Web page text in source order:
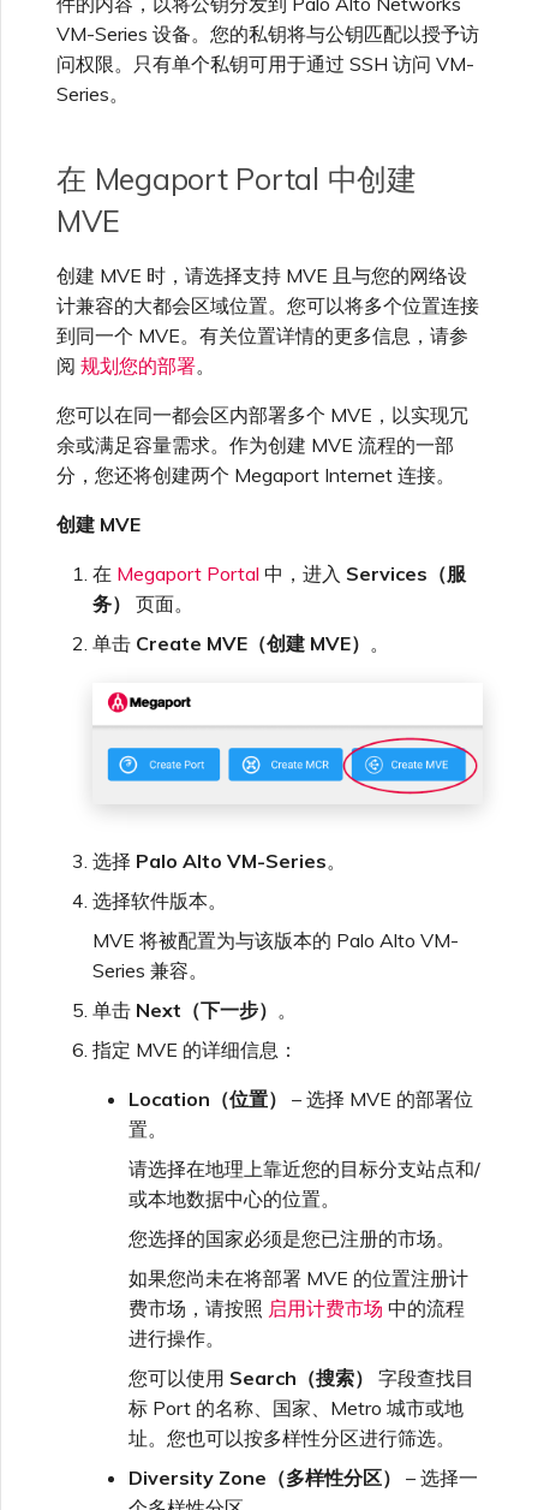
VM-Series 设备。您的私钥将与公钥匹配以授予访
问权限。只有单个私钥可用于通过 SSH 访问 VM-
Series。
在 Megaport Portal 中创建
MVE
创建 MVE 时，请选择支持 MVE 且与您的网络设
计兼容的大都会区域位置。您可以将多个位置连接
到同一个 MVE。有关位置详情的更多信息，请参
阅 规划您的部署。
您可以在同一都会区内部署多个 MVE，以实现冗
余或满足容量需求。作为创建 MVE 流程的一部
分，您还将创建两个 Megaport Internet 连接。
创建 MVE
在 Megaport Portal 中，进入 Services（服
务）
页面。
单击 Create MVE（创建 MVE） 。
选择 Palo Alto VM-Series。
选择软件版本。
MVE 将被配置为与该版本的 Palo Alto VM-
Series 兼容。
单击 Next（下一步） 。
指定 MVE 的详细信息：
Location（位置）
– 选择 MVE 的部署位
置。
请选择在地理上靠近您的目标分支站点和/
或本地数据中心的位置。
您选择的国家必须是您已注册的市场。
如果您尚未在将部署 MVE 的位置注册计
费市场，请按照 启用计费市场 中的流程
进行操作。
您可以使用 Search（搜索）
字段查找目
标 Port 的名称、国家、Metro 城市或地
址。您也可以按多样性分区进行筛选。
Diversity Zone（多样性分区）
– 选择一